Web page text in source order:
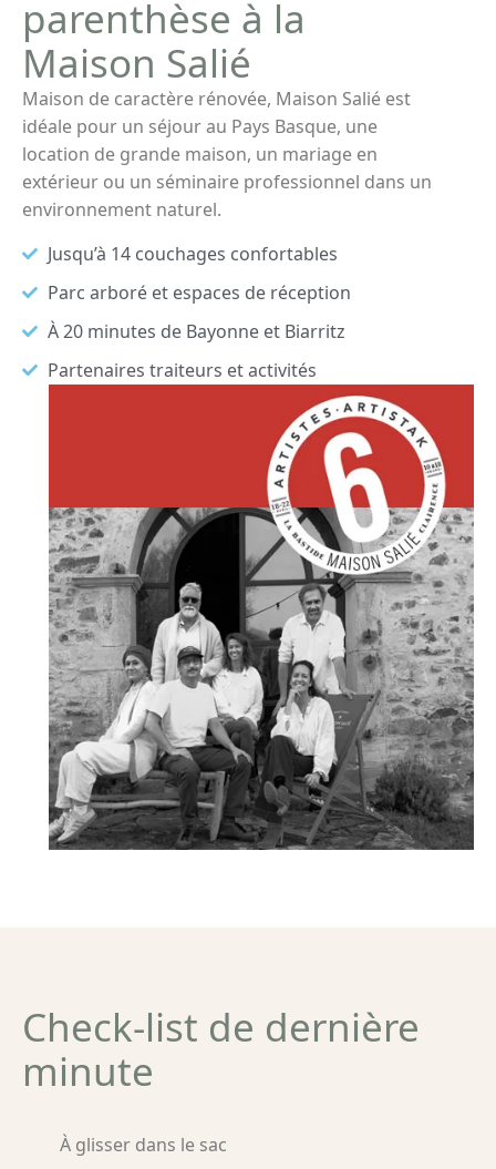
parenthèse à la
Maison Salié
Maison de caractère rénovée, Maison Salié est
idéale pour un séjour au Pays Basque, une
location de grande maison, un mariage en
extérieur ou un séminaire professionnel dans un
environnement naturel.
Jusqu’à 14 couchages confortables
Parc arboré et espaces de réception
À 20 minutes de Bayonne et Biarritz
Partenaires traiteurs et activités
Check-list de dernière
minute
À glisser dans le sac